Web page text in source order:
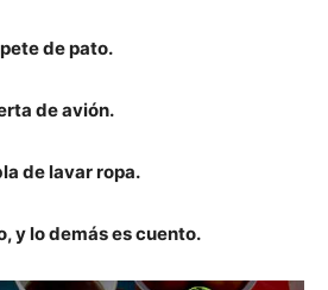
de pato.
de avión.
de lavar ropa.
y lo demás es cuento.